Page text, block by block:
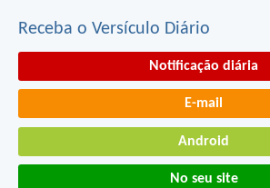
Receba o Versículo Diário
Notificação diária
E-mail
Android
No seu site